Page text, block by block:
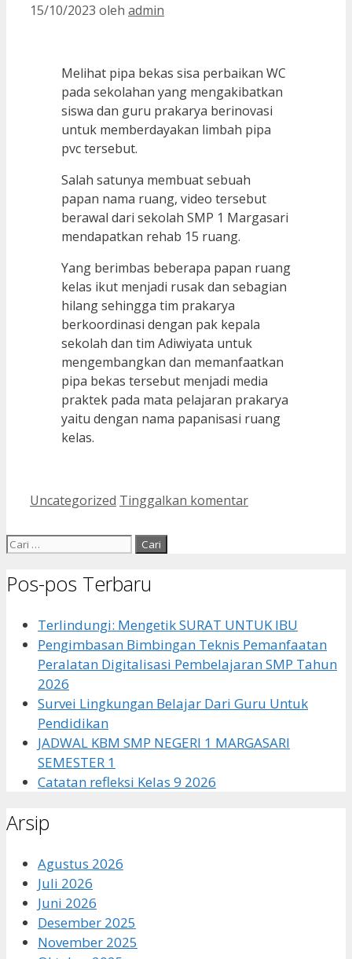
15/10/2023 oleh admin
Melihat pipa bekas sisa perbaikan WC
pada sekolahan yang mengakibatkan
siswa dan guru prakarya berinovasi
untuk memberdayakan limbah pipa
pvc tersebut.
Salah satunya membuat sebuah
papan nama ruang, video tersebut
berawal dari sekolah SMP 1 Margasari
mendapatkan rehab 15 ruang.
Yang berimbas beberapa papan ruang
kelas ikut menjadi rusak dan sebagian
hilang sehingga tim prakarya
berkoordinasi dengan pak kepala
sekolah dan tim Adiwiyata untuk
mengembangkan dan memanfaatkan
pipa bekas tersebut menjadi media
praktek pada mata pelajaran prakarya
yaitu dengan nama papanisasi ruang
kelas.
Kategori
Uncategorized Tinggalkan komentar
Cari
Pos-pos Terbaru
Terlindungi: Mengetik SURAT UNTUK IBU
Pengimbasan Bimbingan Teknis Pemanfaatan
Peralatan Digitalisasi Pembelajaran SMP Tahun
2026
Survei Lingkungan Belajar Dari Guru Untuk
Pendidikan
JADWAL KBM SMP NEGERI 1 MARGASARI
SEMESTER 1
Catatan refleksi Kelas 9 2026
Arsip
Agustus 2026
Juli 2026
Juni 2026
Desember 2025
November 2025